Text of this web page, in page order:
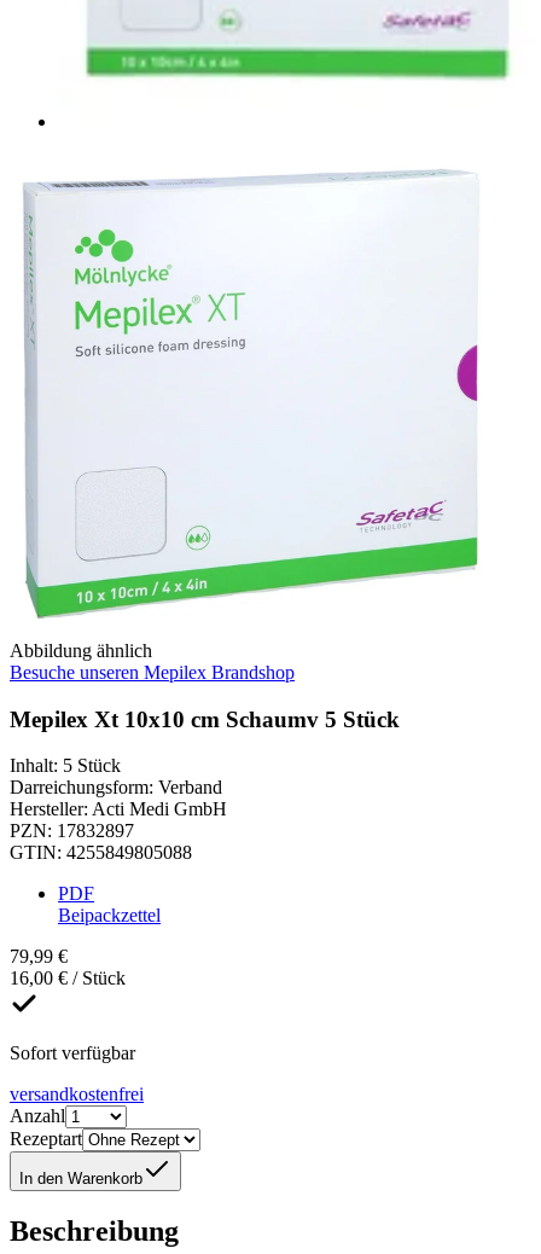
Abbildung ähnlich
Besuche unseren Mepilex Brandshop
Mepilex Xt 10x10 cm Schaumv 5 Stück
Inhalt: 5 Stück
Darreichungsform: Verband
Hersteller: Acti Medi GmbH
PZN: 17832897
GTIN: 4255849805088
PDF
Beipackzettel
79,99 €
16,00 € / Stück
Sofort verfügbar
versandkostenfrei
Anzahl
Rezeptart
In den Warenkorb
Beschreibung